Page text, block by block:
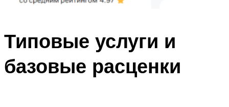
Типовые услуги и
базовые расценки